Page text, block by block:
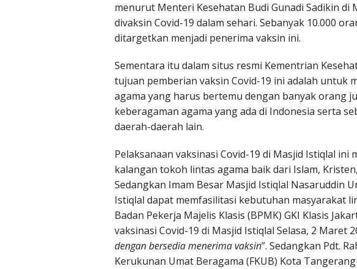
menurut Menteri Kesehatan Budi Gunadi Sadikin
divaksin Covid-19 dalam sehari. Sebanyak 10.000
ditargetkan menjadi penerima vaksin ini.
Sementara itu dalam situs resmi Kementrian
tujuan pemberian vaksin Covid-19 ini adalah untuk
agama yang harus bertemu dengan banyak orang
keberagaman agama yang ada di Indonesia serta
daerah-daerah lain.
Pelaksanaan vaksinasi Covid-19 di Masjid Istiqlal
kalangan tokoh lintas agama baik dari Islam,
Sedangkan Imam Besar Masjid Istiqlal Nasaruddin
Istiqlal dapat memfasilitasi kebutuhan masyarakat
Badan Pekerja Majelis Klasis (BPMK) GKI Klasis
vaksinasi Covid-19 di Masjid Istiqlal Selasa, 2 Maret
dengan bersedia menerima vaksin”. Sedangkan Pdt.
Kerukunan Umat Beragama (FKUB) Kota